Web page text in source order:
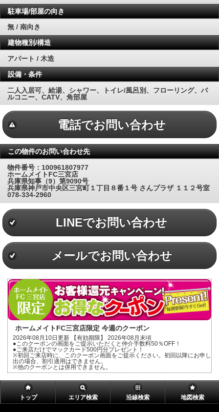
駐車場/部屋の向き
無 / 南向き
建物種別/構造
アパート / 木造
設備・条件
二人入居可、給湯、シャワー、トイレ/風呂別、フローリング、バ
ルコニー、CATV、角部屋
電話でお問い合わせ
この物件のお問い合わせ先
物件番号：100961807977
ホームメイトFC三宮店
兵庫県知事（9）第9090号
兵庫県神戸市中央区三宮町１丁目８番１号 さんプラザ １１２号室
078-334-2960
LINEでお問い合わせ
メールでお問い合わせ
ホームメイトFC三宮店限定 今週のクーポン
2026年08月10日更新 【有効期限】 2026年08月末頃
●このクーポンの画面をご提示いただくと仲介手数料50％OFF！
●ご来店だけでマックカード500円分プレゼント！
※初回ご来店時に、このクーポン画面をご提示ください。初回以降にお申し
出の場合、割引適用はできません。
※他のクーポンとは併用できません。
トップ エリア検索 沿線検索 地図検索